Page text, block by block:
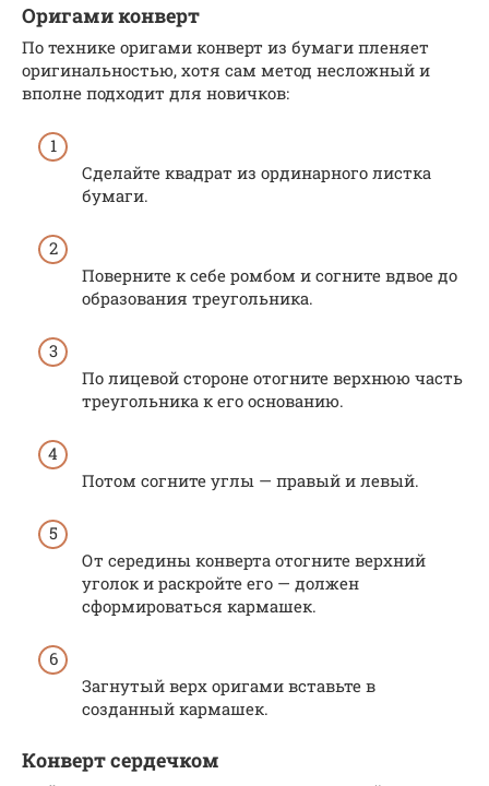
Оригами конверт
По технике оригами конверт из бумаги пленяет
оригинальностью, хотя сам метод несложный и
вполне подходит для новичков:
Сделайте квадрат из ординарного листка
бумаги.
Поверните к себе ромбом и согните вдвое до
образования треугольника.
По лицевой стороне отогните верхнюю часть
треугольника к его основанию.
Потом согните углы — правый и левый.
От середины конверта отогните верхний
уголок и раскройте его — должен
сформироваться кармашек.
Загнутый верх оригами вставьте в
созданный кармашек.
Конверт сердечком